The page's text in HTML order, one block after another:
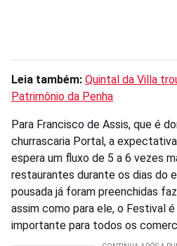
Leia também: Quintal da Villa
Patrimônio da Penha
Para Francisco de Assis, que é
churrascaria Portal, a
espera um fluxo de 5 a 6 vezes
restaurantes durante os dias do
pousada já foram preenchidas
assim como para ele, o Festival
importante para todos os